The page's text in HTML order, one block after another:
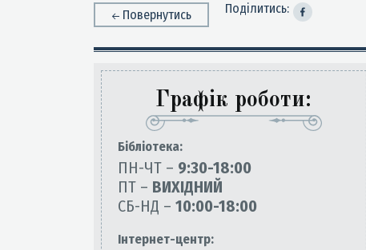
Повернутись Поділитись:
Графік роботи:
Бiблiотека:
ПН-ЧТ – 9:30-18:00
ПТ – ВИХІДНИЙ
СБ-НД – 10:00-18:00
Інтернет-центр: